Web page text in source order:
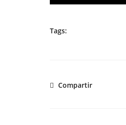
Tags:
Compartir